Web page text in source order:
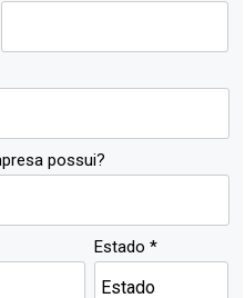
possui?
Estado *